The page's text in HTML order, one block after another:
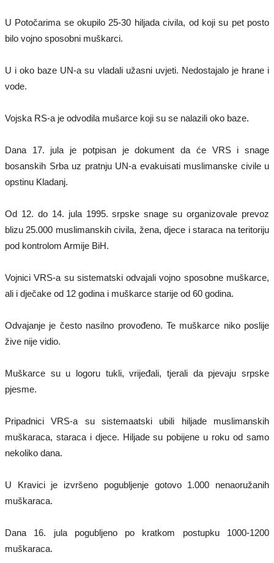
U Potočarima se okupilo 25-30 hiljada civila, od koji su pet posto
bilo vojno sposobni muškarci.
U i oko baze UN-a su vladali užasni uvjeti. Nedostajalo je hrane i
vode.
Vojska RS-a je odvodila mušarce koji su se nalazili oko baze.
Dana 17. jula je potpisan je dokument da će VRS i snage
bosanskih Srba uz pratnju UN-a evakuisati muslimanske civile u
opstinu Kladanj.
Od 12. do 14. jula 1995. srpske snage su organizovale prevoz
blizu 25.000 muslimanskih civila, žena, djece i staraca na teritoriju
pod kontrolom Armije BiH.
Vojnici VRS-a su sistematski odvajali vojno sposobne muškarce,
ali i dječake od 12 godina i muškarce starije od 60 godina.
Odvajanje je često nasilno provođeno. Te muškarce niko poslije
žive nije vidio.
Muškarce su u logoru tukli, vrijeđali, tjerali da pjevaju srpske
pjesme.
Pripadnici VRS-a su sistemaatski ubili hiljade muslimanskih
muškaraca, staraca i djece. Hiljade su pobijene u roku od samo
nekoliko dana.
U Kravici je izvršeno pogubljenje gotovo 1.000 nenaoružanih
muškaraca.
Dana 16. jula pogubljeno po kratkom postupku 1000-1200
muškaraca.